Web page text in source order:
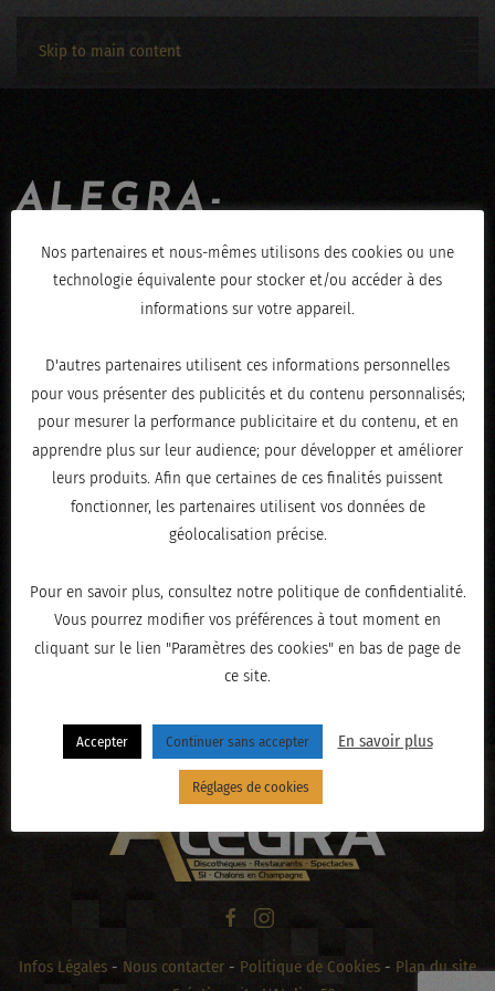
Skip to main content
ALEGRA-
JEROME_HENRY-
01112019-1788
Infos Légales - Nous contacter - Politique de Cookies - Plan du site
Nos partenaires et nous-mêmes utilisons des cookies ou une
technologie équivalente pour stocker et/ou accéder à des
informations sur votre appareil.
D'autres partenaires utilisent ces informations personnelles
pour vous présenter des publicités et du contenu personnalisés;
pour mesurer la performance publicitaire et du contenu, et en
apprendre plus sur leur audience; pour développer et améliorer
leurs produits. Afin que certaines de ces finalités puissent
fonctionner, les partenaires utilisent vos données de
géolocalisation précise.
Pour en savoir plus, consultez notre politique de confidentialité.
Vous pourrez modifier vos préférences à tout moment en
cliquant sur le lien "Paramètres des cookies" en bas de page de
ce site.
Accepter Continuer sans accepter En savoir plus
Réglages de cookies